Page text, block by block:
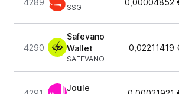
4289
SSG
0,00004852
4290
Safevano
Wallet
SAFEVANO
0,02211419
Joule